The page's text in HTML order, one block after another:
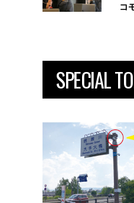
コ
SPECIAL